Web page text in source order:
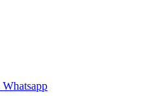
Whatsapp